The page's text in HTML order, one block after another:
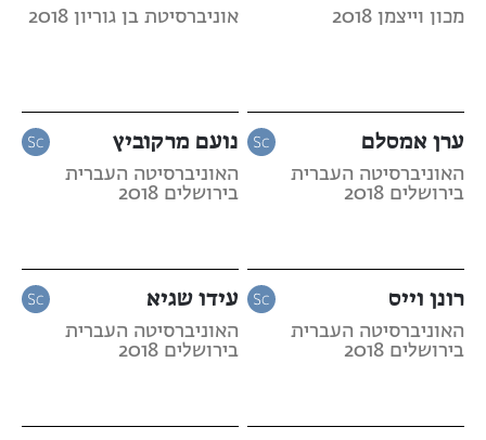
מכון וייצמן 2018 אוניברסיטת בן גוריון 2018
ערן אמסלם
האוניברסיטה העברית
בירושלים 2018
נועם מרקוביץ
האוניברסיטה העברית
בירושלים 2018
רונן וייס
האוניברסיטה העברית
בירושלים 2018
עידו שגיא
האוניברסיטה העברית
בירושלים 2018